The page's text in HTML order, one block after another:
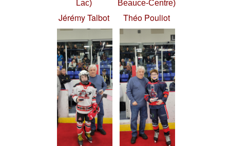
Lac)
Beauce-Centre)
Jérémy Talbot Théo Pouliot